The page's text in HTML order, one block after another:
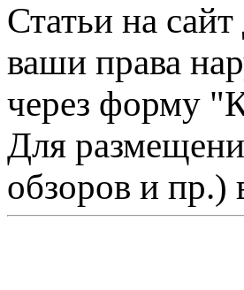
Статьи на
ваши права
через форму
Для
обзоров и пр.)